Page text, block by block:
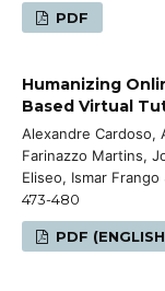
PDF
Humanizing
Based Virtual
Alexandre Cardoso,
Farinazzo Martins,
Eliseo, Ismar Frango
473-480
PDF